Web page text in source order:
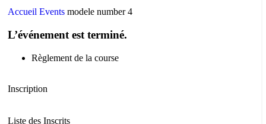
Accueil Events modele number 4
L’événement est terminé.
Règlement de la course
Inscription
Liste des Inscrits